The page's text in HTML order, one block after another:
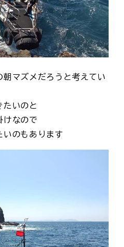
マズメだろうと考えてい
たいのと
けなので
いのもあります